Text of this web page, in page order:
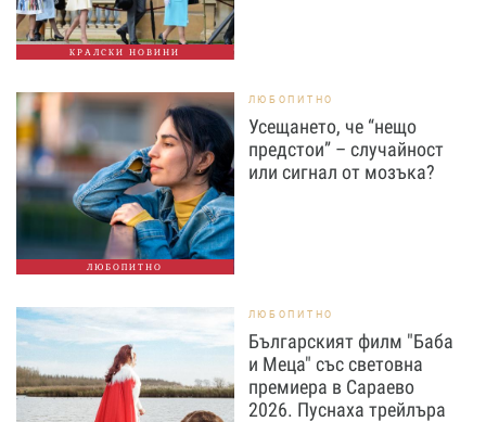
КРАЛСКИ НОВИНИ
ЛЮБОПИТНО
ЛЮБОПИТНО
Усещането, че “нещо
предстои” – случайност
или сигнал от мозъка?
ЛЮБОПИТНО
Българският филм "Баба
и Меца" със световна
премиера в Сараево
2026. Пуснаха трейлъра